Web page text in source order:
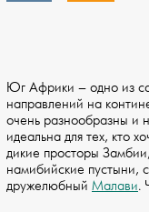
Юг Африки – одно из
направлений на
очень разнообразны и
идеальна для тех, кто
дикие просторы
намибийские пустыни,
дружелюбный Малави.